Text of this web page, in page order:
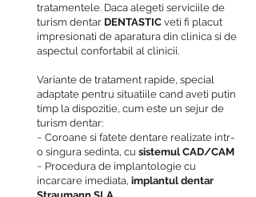
tratamentele. Daca alegeti serviciile de
turism dentar DENTASTIC veti fi placut
impresionati de aparatura din clinica si de
aspectul confortabil al clinicii.
Variante de tratament rapide, special
adaptate pentru situatiile cand aveti putin
timp la dispozitie, cum este un sejur de
turism dentar:
~ Coroane si fatete dentare realizate intr-
o singura sedinta, cu sistemul CAD/CAM
~ Procedura de implantologie cu
incarcare imediata, implantul dentar